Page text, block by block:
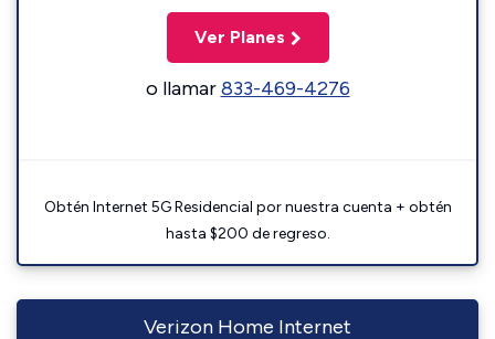
Ver Planes
o llamar833-469-4276
Obtén Internet 5G Residencial por nuestra cuenta + obtén
hasta $200 de regreso.
Verizon Home Internet